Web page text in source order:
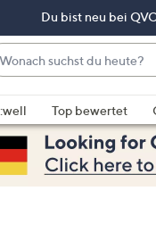
Du bist neu bei
Top bewertet